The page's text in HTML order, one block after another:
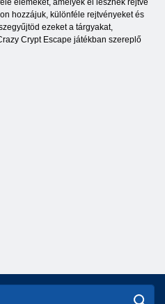
elemeket, amelyek el lesznek rejtve
hozzájuk, különféle rejtvényeket és
ezeket a tárgyakat,
Crypt Escape játékban szereplő